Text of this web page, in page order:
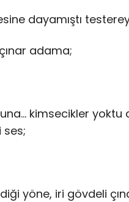
dayamıştı
adama;
kimsecikler
ses;
yöne, iri gövdeli